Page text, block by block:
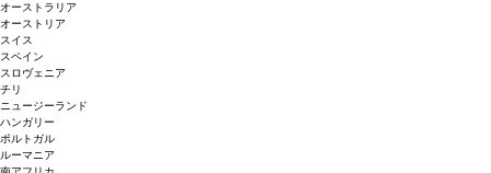
オーストラリア
オーストリア
スイス
スペイン
スロヴェニア
チリ
ニュージーランド
ハンガリー
ポルトガル
ルーマニア